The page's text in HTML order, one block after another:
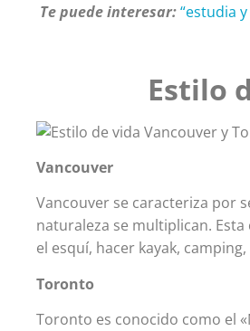
Te puede interesar:“estudia
Estilo
Vancouver
Vancouver se caracteriza por
naturaleza se multiplican.
el esquí, hacer kayak,
Toronto
Toronto es conocido como el